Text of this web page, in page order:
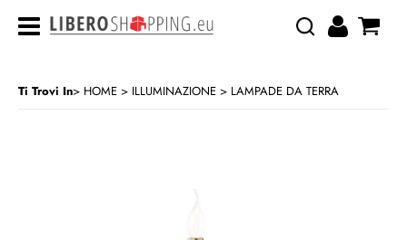
Ti Trovi In HOME ILLUMINAZIONE LAMPADE DA TERRA